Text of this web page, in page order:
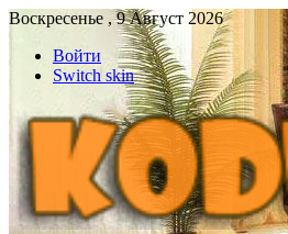
Воскресенье , 9 Август 2026
Войти
Switch skin